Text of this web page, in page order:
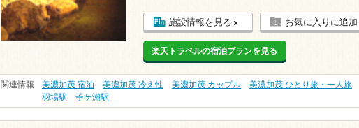
施設情報を見る お気に入りに追加
楽天トラベルの宿泊プランを見る
関連情報 美濃加茂 宿泊 美濃加茂 冷え性 美濃加茂 カップル 美濃加茂 ひとり旅・一人旅
羽場駅
苧ケ瀬駅